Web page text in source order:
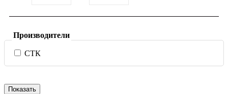
Производители
СТК